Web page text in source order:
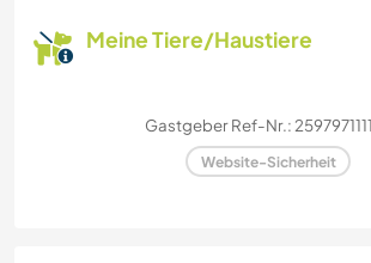
Meine Tiere/Haustiere
Gastgeber Ref-Nr.:
Website-Sicherheit